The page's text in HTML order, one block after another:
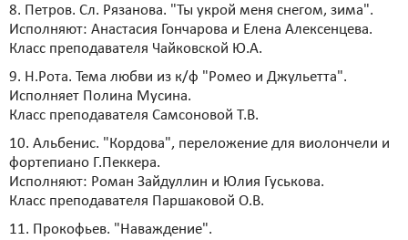
8. Петров. Сл. Рязанова. "Ты укрой меня снегом, зима".
Исполняют: Анастасия Гончарова и Елена Алексенцева.
Класс преподавателя Чайковской Ю.А.
9. Н.Рота. Тема любви из к/ф "Ромео и Джульетта".
Исполняет Полина Мусина.
Класс преподавателя Самсоновой Т.В.
10. Альбенис. "Кордова", переложение для виолончели и
фортепиано Г.Пеккера.
Исполняют: Роман Зайдуллин и Юлия Гуськова.
Класс преподавателя Паршаковой О.В.
11. Прокофьев. "Наваждение".